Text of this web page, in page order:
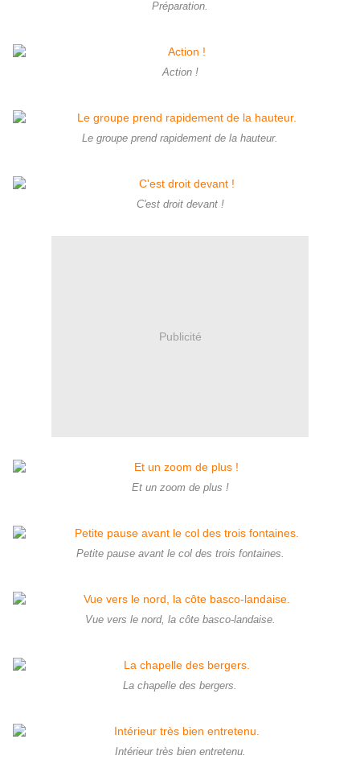
Préparation.
Action !
Le groupe prend rapidement de la hauteur.
C'est droit devant !
Publicité
Et un zoom de plus !
Petite pause avant le col des trois fontaines.
Vue vers le nord, la côte basco-landaise.
La chapelle des bergers.
Intérieur très bien entretenu.